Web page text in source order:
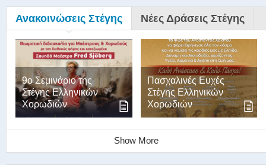
Ανακοινώσεις Στέγης Νέες Δράσεις Στέγης
9ο Σεμινάριο της
Στέγης Ελληνικών
Χορωδιών
Πασχαλινές Ευχές
Στέγης Ελληνικών
Χορωδιών
Show More